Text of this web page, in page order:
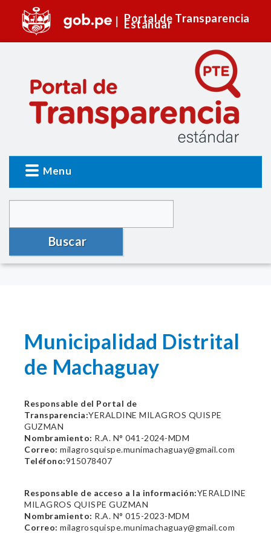
Portal de Transparencia
Estándar
Menu
Buscar
Municipalidad Distrital
de Machaguay
Responsable del Portal de
Transparencia:YERALDINE MILAGROS QUISPE
GUZMAN
Nombramiento: R.A. N° 041-2024-MDM
Correo: milagrosquispe.munimachaguay@gmail.com
Teléfono:915078407
Responsable de acceso a la información:YERALDINE
MILAGROS QUISPE GUZMAN
Nombramiento: R.A. N° 015-2023-MDM
Correo: milagrosquispe.munimachaguay@gmail.com